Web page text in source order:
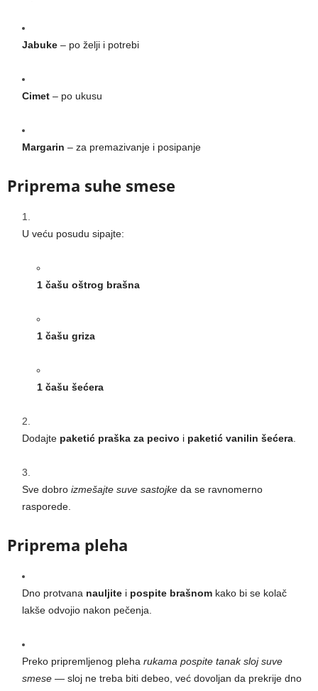
Jabuke – po želji i potrebi
Cimet – po ukusu
Margarin – za premazivanje i posipanje
Priprema suhe smese
U veću posudu sipajte:
1 čašu oštrog brašna
1 čašu griza
1 čašu šećera
Dodajte paketić praška za pecivo i paketić vanilin šećera
Sve dobro izmešajte suve sastojke da se ravnomerno
rasporede.
Priprema pleha
Dno protvana nauljite i pospite brašnom kako bi se kolač
lakše odvojio nakon pečenja.
Preko pripremljenog pleha rukama pospite tanak sloj suve
smese — sloj ne treba biti debeo, već dovoljan da prekrije dno